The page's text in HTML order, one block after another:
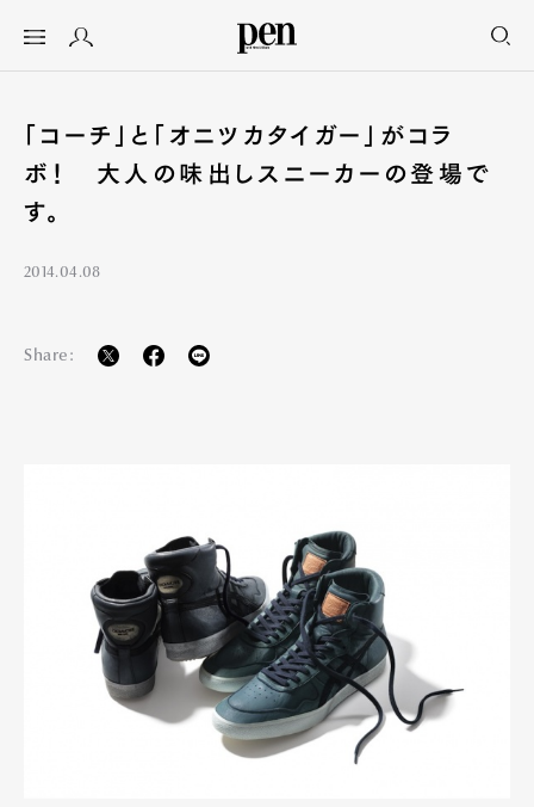
「コーチ」と「オニツカタイガー」がコラ
ボ！ 大人の味出しスニーカーの登場で
す。
2014.04.08
Share: